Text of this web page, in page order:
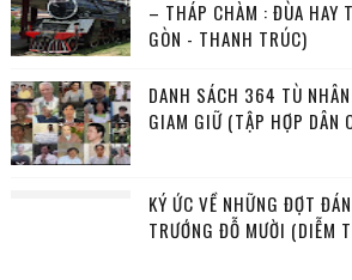
– THÁP CHÀM : ĐÙA HAY
GÒN - THANH TRÚC)
DANH SÁCH 364 TÙ
GIAM GIỮ (TẬP HỢP DÂN
KÝ ỨC VỀ NHỮNG ĐỢT
TRƯỚNG ĐỖ MƯỜI (DIỄM